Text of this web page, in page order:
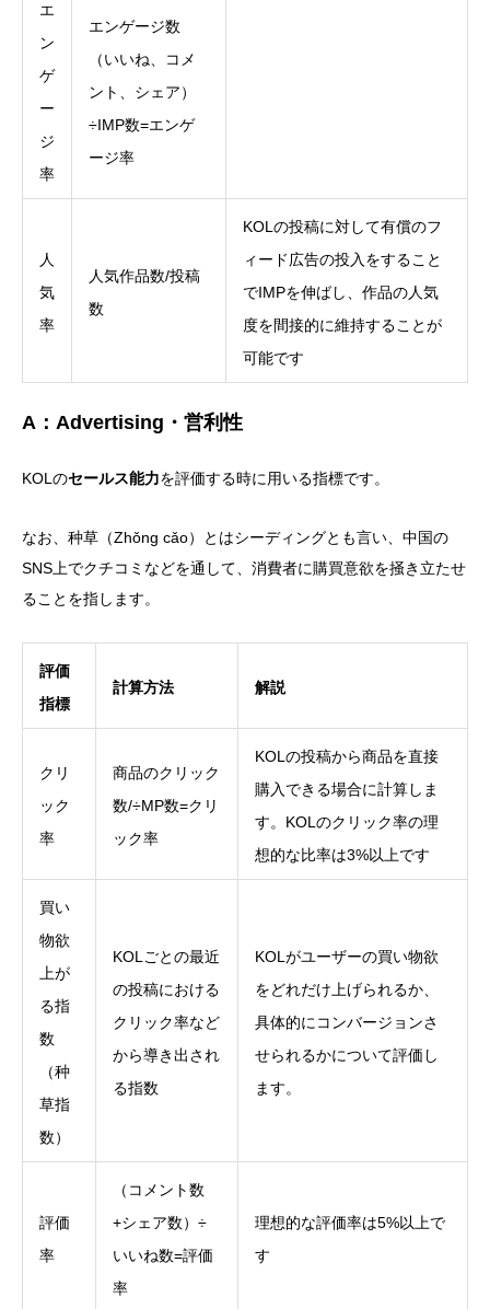
エ
ン
ゲ
ー
ジ
率
エンゲージ数
（いいね、コメ
ント、シェア）
÷IMP数=エンゲ
ージ率
人
気
率
人気作品数/投稿
数
KOLの投稿に対して有償のフ
ィード広告の投入をすること
でIMPを伸ばし、作品の人気
度を間接的に維持することが
可能です
A：Advertising・営利性
KOLのセールス能力を評価する時に用いる指標です。
なお、种草（Zhǒng cǎo）とはシーディングとも言い、中国の
SNS上でクチコミなどを通して、消費者に購買意欲を掻き立たせ
ることを指します。
評価
指標
計算方法 解説
クリ
ック
率
商品のクリック
数/÷MP数=クリ
ック率
KOLの投稿から商品を直接
購入できる場合に計算しま
す。KOLのクリック率の理
想的な比率は3%以上です
買い
物欲
上が
る指
数
（种
草指
数）
KOLごとの最近
の投稿における
クリック率など
から導き出され
る指数
KOLがユーザーの買い物欲
をどれだけ上げられるか、
具体的にコンバージョンさ
せられるかについて評価し
ます。
評価
率
（コメント数
+シェア数）÷
いいね数=評価
率
理想的な評価率は5%以上で
す